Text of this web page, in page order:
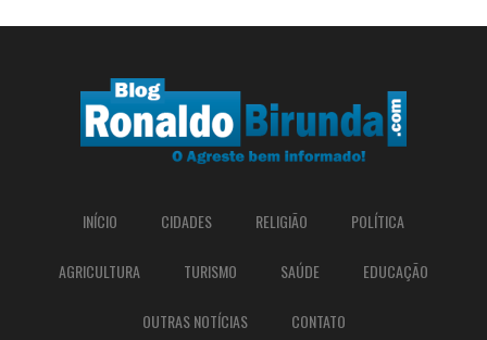
INÍCIO CIDADES RELIGIÃO POLÍTICA
AGRICULTURA TURISMO SAÚDE EDUCAÇÃO
OUTRAS NOTÍCIAS CONTATO